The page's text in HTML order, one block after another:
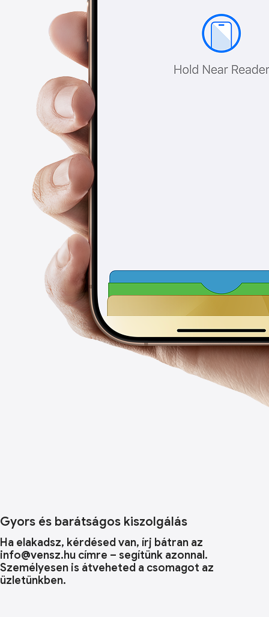
Gyors és barátságos kiszolgálás
Ha elakadsz, kérdésed van, írj bátran az
info@vensz.hu címre – segítünk azonnal.
Személyesen is átveheted a csomagot az
üzletünkben.